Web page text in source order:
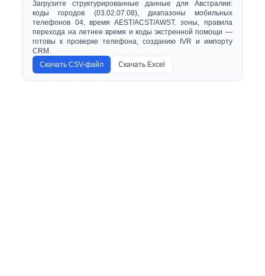
Загрузите структурированные данные для Австралии:
коды городов (03.02.07.08), диапазоны мобильных
телефонов 04, время AEST/ACST/AWST. зоны, правила
перехода на летнее время и коды экстренной помощи —
готовы к проверке телефона, созданию IVR и импорту
CRM.
Скачать CSV-файл
Скачать Excel